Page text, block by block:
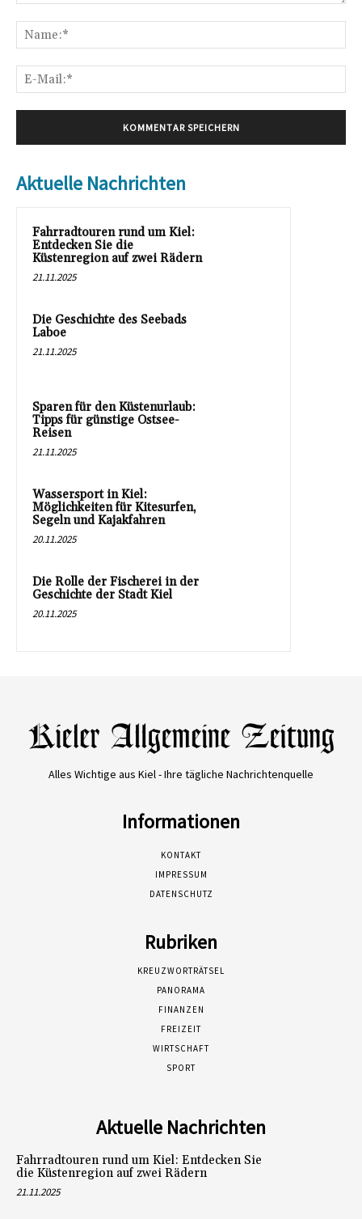
Aktuelle Nachrichten
Fahrradtouren rund um Kiel:
Entdecken Sie die
Küstenregion auf zwei Rädern
21.11.2025
Die Geschichte des Seebads
Laboe
21.11.2025
Sparen für den Küstenurlaub:
Tipps für günstige Ostsee-
Reisen
21.11.2025
Wassersport in Kiel:
Möglichkeiten für Kitesurfen,
Segeln und Kajakfahren
20.11.2025
Die Rolle der Fischerei in der
Geschichte der Stadt Kiel
20.11.2025
Alles Wichtige aus Kiel - Ihre tägliche Nachrichtenquelle
Informationen
KONTAKT
IMPRESSUM
DATENSCHUTZ
Rubriken
KREUZWORTRÄTSEL
PANORAMA
FINANZEN
FREIZEIT
WIRTSCHAFT
SPORT
Aktuelle Nachrichten
Fahrradtouren rund um Kiel: Entdecken Sie
die Küstenregion auf zwei Rädern
21.11.2025